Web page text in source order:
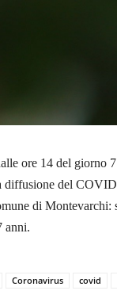
ore 14 del giorno
diffusione del
di Montevarchi:
anni.
Coronavirus covid